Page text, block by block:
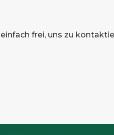
frei, uns zu